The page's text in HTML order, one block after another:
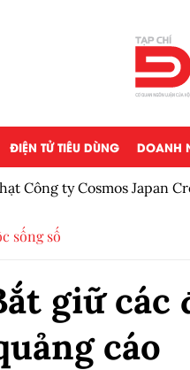
ĐIỆN TỬ TIÊU DÙNG DOANH
Công ty Cosmos Japan
sống số
giữ
cáo